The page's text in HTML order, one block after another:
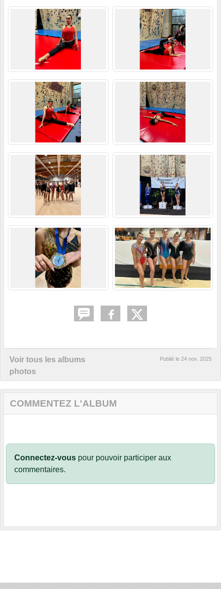
Voir tous les albums
photos
Publié le 24 nov. 2025
COMMENTEZ L'ALBUM
Connectez-vous pour pouvoir participer aux
commentaires.